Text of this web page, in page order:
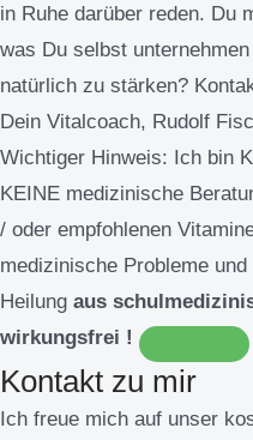
in Ruhe darüber reden. Du
was Du selbst
natürlich zu stärken?
Dein Vitalcoach, Rudolf
Wichtiger Hinweis: Ich bin
KEINE medizinische
/ oder empfohlenen
medizinische Probleme
Heilung aus
wirkungsfrei !
Kontakt zu mir
Ich freue mich auf unser